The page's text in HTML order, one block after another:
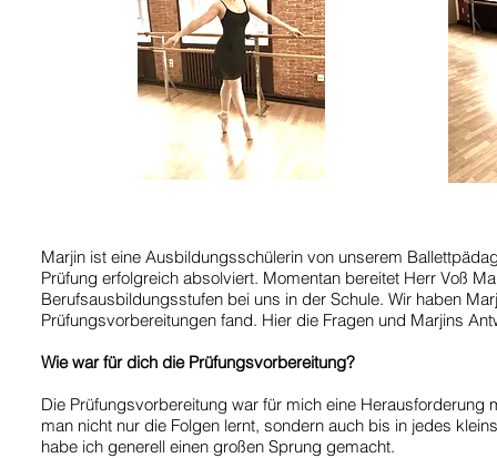
Marjin ist eine Ausbildungsschülerin von unserem
Prüfung erfolgreich absolviert. Momentan bereitet Herr Voß
Berufsausbildungsstufen bei uns in der Schule. Wir haben
Prüfungsvorbereitungen fand. Hier die Fragen und Marjins
Wie war für dich die Prüfungsvorbereitung?
Die Prüfungsvorbereitung war für mich eine
man nicht nur die Folgen lernt, sondern auch bis in jedes
habe ich generell einen großen Sprung gemacht.